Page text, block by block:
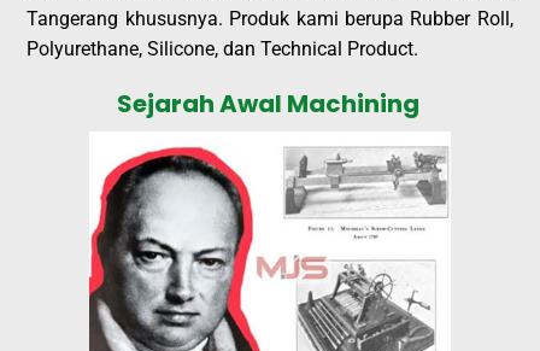
Tangerang khususnya. Produk kami berupa Rubber Roll,
Polyurethane, Silicone, dan Technical Product.
Sejarah Awal Machining